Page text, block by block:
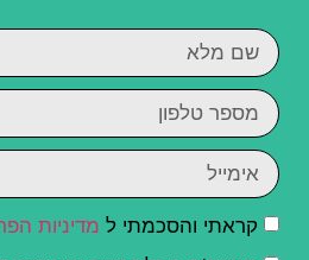
קראתי והסכמתי ל מדיניות